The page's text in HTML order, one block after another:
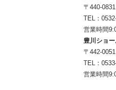
〒440-
TEL：
営業時間
豊川ショ
〒442-
TEL：
営業時間